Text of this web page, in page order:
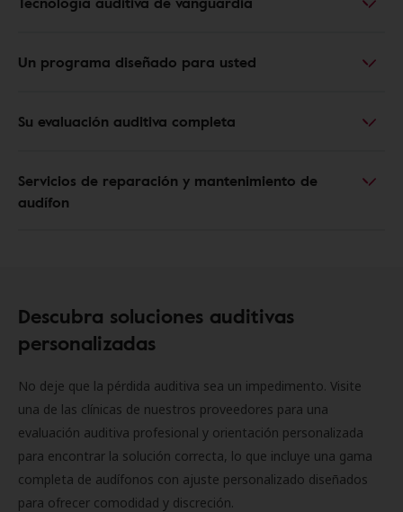
Un programa diseñado para usted
Su evaluación auditiva completa
Servicios de reparación y mantenimiento de
audífon
Descubra soluciones auditivas
personalizadas
No deje que la pérdida auditiva sea un impedimento. Visite
una de las clínicas de nuestros proveedores para una
evaluación auditiva profesional y orientación personalizada
para encontrar la solución correcta, lo que incluye una gama
completa de audífonos con ajuste personalizado diseñados
para ofrecer comodidad y discreción.